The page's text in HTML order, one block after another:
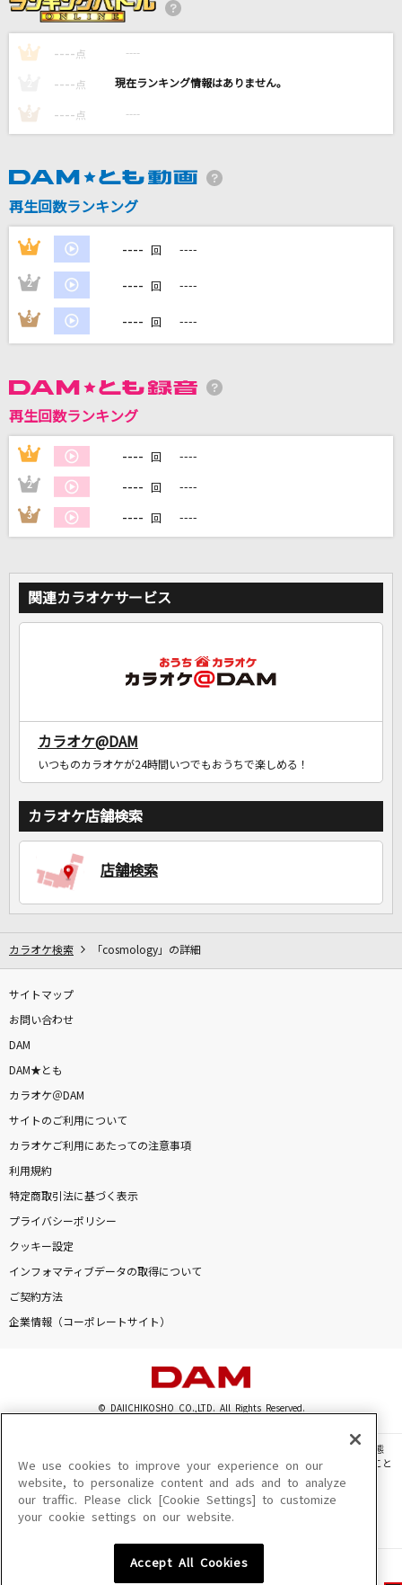
SPEED
White Story
飛燕
Mr.Children
カラオケ最新情報をチェック！
1 ---- 点 ----
---- 点 ----
3 ---- 点 ----
再生回数ランキング
1 ---- 回 ----
2 ---- 回 ----
3 ---- 回 ----
再生回数ランキング
1 ---- 回 ----
2 ---- 回 ----
3 ---- 回 ----
関連カラオケサービス
カラオケ@DAM
いつものカラオケが24時間いつでもおうちで楽しめる！
カラオケ店舗検索
店舗検索
カラオケ検索 「cosmology」の詳細
サイトマップ
お問い合わせ
DAM
DAM★とも
カラオケ＠DAM
サイトのご利用について
カラオケご利用にあたっての注意事項
利用規約
特定商取引法に基づく表示
プライバシーポリシー
クッキー設定
インフォマティブデータの取得について
ご契約方法
企業情報（コーポレートサイト）
© DAIICHIKOSHO CO.,LTD. All Rights Reserved.
このサイトに掲載されている一切の文章・画像・写真・動画・音声等を、手段や形態
を問わず、著作権法の定める範囲を超えて無断で複製、転載、ファイル化などすること
を禁じます。
楽曲及びコンテンツは、機種によりご利用いただけない場合があります。
楽曲及びコンテンツの配信日、配信内容が変更になる場合があります。
We use cookies to improve your experience on our
website, to personalize content and ads and to analyze
our traffic. Please click [Cookie Settings] to customize
your cookie settings on our website.
Accept All Cookies